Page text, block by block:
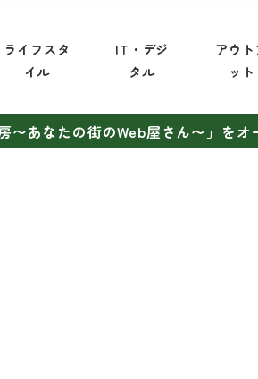
ライフスタ
イル
IT・デジ
タル
アウト
ット
〜あなたの街のWeb屋さん〜」をオ